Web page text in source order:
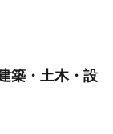
築・土木・設